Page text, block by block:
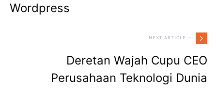
Wordpress
NEXT ARTICLE —
Deretan Wajah Cupu CEO
Perusahaan Teknologi Dunia